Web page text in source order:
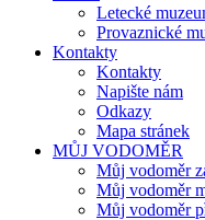
Letecké
Provaznické
Kontakty
Kontakty
Napište nám
Odkazy
Mapa stránek
MŮJ VODOMĚR
Můj vodoměr
Můj vodoměr
Můj vodoměr